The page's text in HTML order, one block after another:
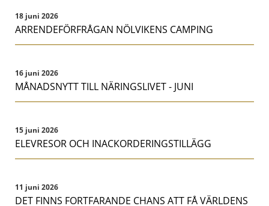
18 juni 2026
ARRENDEFÖRFRÅGAN NÖLVIKENS CAMPING
16 juni 2026
MÅNADSNYTT TILL NÄRINGSLIVET - JUNI
15 juni 2026
ELEVRESOR OCH INACKORDERINGSTILLÄGG
11 juni 2026
DET FINNS FORTFARANDE CHANS ATT FÅ VÄRLDENS